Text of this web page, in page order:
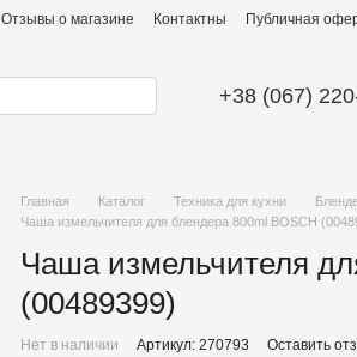
Отзывы о магазине Контактны Публичная
+38 (067)
Главная Каталог Техника для кухни
Чаша измельчителя для блендера 800ml BOSCH
Чаша измельчителя
(00489399)
Нет в наличии Артикул: 270793 Оставить